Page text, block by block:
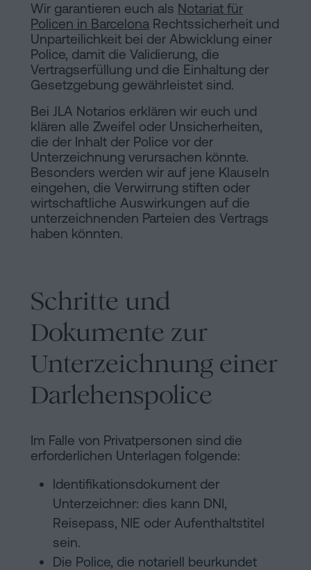
Wir garantieren euch als Notariat für
Policen in Barcelona Rechtssicherheit und
Unparteilichkeit bei der Abwicklung einer
Police, damit die Validierung, die
Vertragserfüllung und die Einhaltung der
Gesetzgebung gewährleistet sind.
Bei JLA Notarios erklären wir euch und
klären alle Zweifel oder Unsicherheiten,
die der Inhalt der Police vor der
Unterzeichnung verursachen könnte.
Besonders werden wir auf jene Klauseln
eingehen, die Verwirrung stiften oder
wirtschaftliche Auswirkungen auf die
unterzeichnenden Parteien des Vertrags
haben könnten.
Schritte und
Dokumente zur
Unterzeichnung einer
Darlehenspolice
Im Falle von Privatpersonen sind die
erforderlichen Unterlagen folgende:
Identifikationsdokument der
Unterzeichner: dies kann DNI,
Reisepass, NIE oder Aufenthaltstitel
sein.
Die Police, die notariell beurkundet